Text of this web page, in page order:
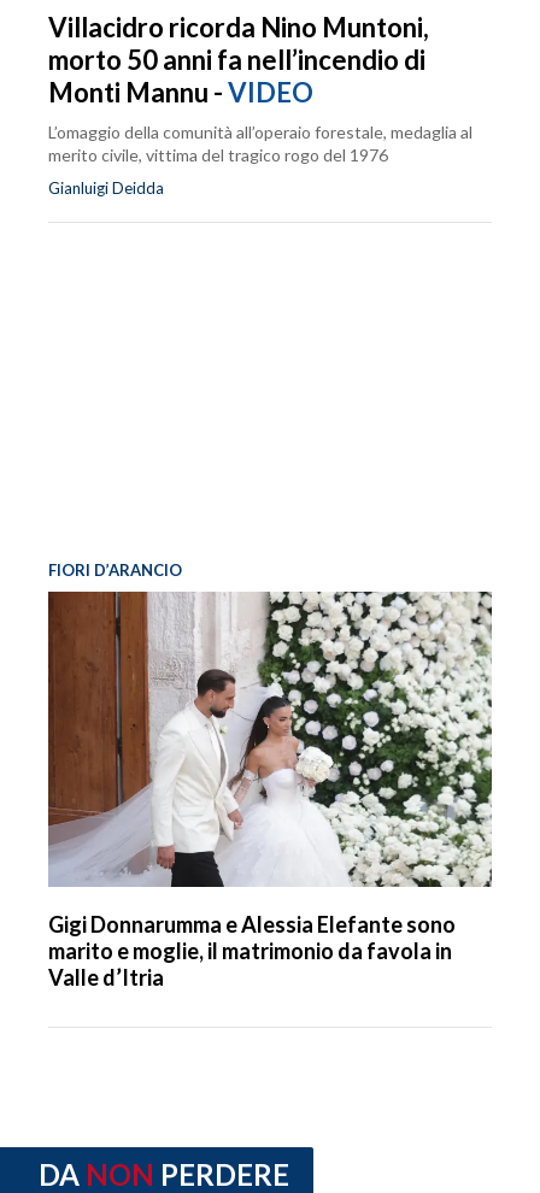
Villacidro ricorda Nino Muntoni,
morto 50 anni fa nell’incendio di
Monti Mannu -VIDEO
L’omaggio della comunità all’operaio forestale, medaglia al
merito civile, vittima del tragico rogo del 1976
Gianluigi Deidda
FIORI D’ARANCIO
Gigi Donnarumma e Alessia Elefante sono
marito e moglie, il matrimonio da favola in
Valle d’Itria
DA NON PERDERE